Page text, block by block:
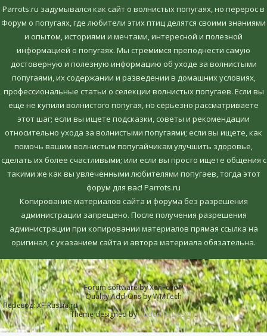
Parrots.ru задумывался как сайт о волнистых попугаях, но перерос в
Форум о попугаях, где любители этих птиц делятся своими знаниями
и опытом, историями и мечтами, интересной и полезной
информацией о попугаях. Мы стремимся преподнести самую
достоверную и полезную информацию об уходе за волнистыми
попугаями, их содержании и разведении в домашних условиях,
профессиональные статьи о селекции волнистых попугаев. Если вы
еще не купили волнистого попугая, но серьезно рассматриваете
этот шаг; если вы ищете подсказки, советы и рекомендации
относительно ухода за волнистыми попугаями; если вы ищете, как
помочь вашим волнистым попугайчикам улучшить здоровье,
сделать их более счастливыми; или если вы просто ищете общения с
такими же как вы увлеченными любителями попугаев, тогда этот
форум для вас! Parrots.ru
Копирование материалов сайта и форума без разрешения
администрации запрещено. После получения разрешения
администрации при копировании материалов прямая ссылка на
оригинал, c указанием сайта и автора материала обязательна.
Forum software by XenForo™
Quality Add-Ons by WMTech
Перевод:XF-Russia.ru
Theme designed byAudentio Design.